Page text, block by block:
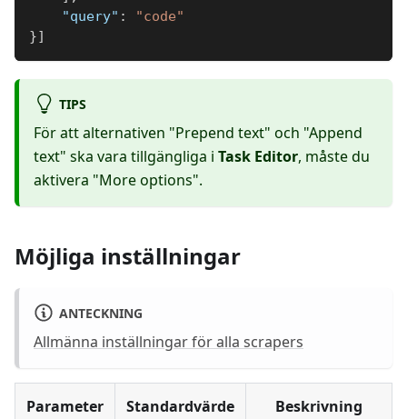
"query" :
"code"
}]
TIPS
För att alternativen "Prepend text" och "Append
text" ska vara tillgängliga i Task Editor, måste du
aktivera "More options".
Möjliga inställningar
ANTECKNING
Allmänna inställningar för alla scrapers
Parameter Standardvärde Beskrivning